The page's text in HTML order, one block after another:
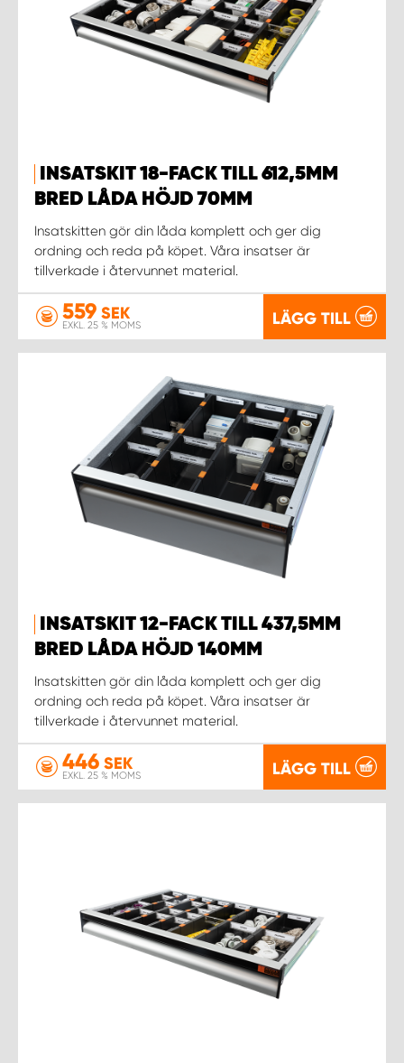
INSATSKIT 18-FACK TILL 612,5MM
BRED LÅDA HÖJD 70MM
Insatskitten gör din låda komplett och ger dig
ordning och reda på köpet. Våra insatser är
tillverkade i återvunnet material.
559 SEK
EXKL. 25 % MOMS LÄGG TILL
INSATSKIT 12-FACK TILL 437,5MM
BRED LÅDA HÖJD 140MM
Insatskitten gör din låda komplett och ger dig
ordning och reda på köpet. Våra insatser är
tillverkade i återvunnet material.
446 SEK
EXKL. 25 % MOMS LÄGG TILL